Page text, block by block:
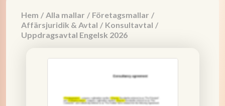
Hem / Alla mallar / Företagsmallar /
Affärsjuridik & Avtal / Konsultavtal /
Uppdragsavtal Engelsk 2026